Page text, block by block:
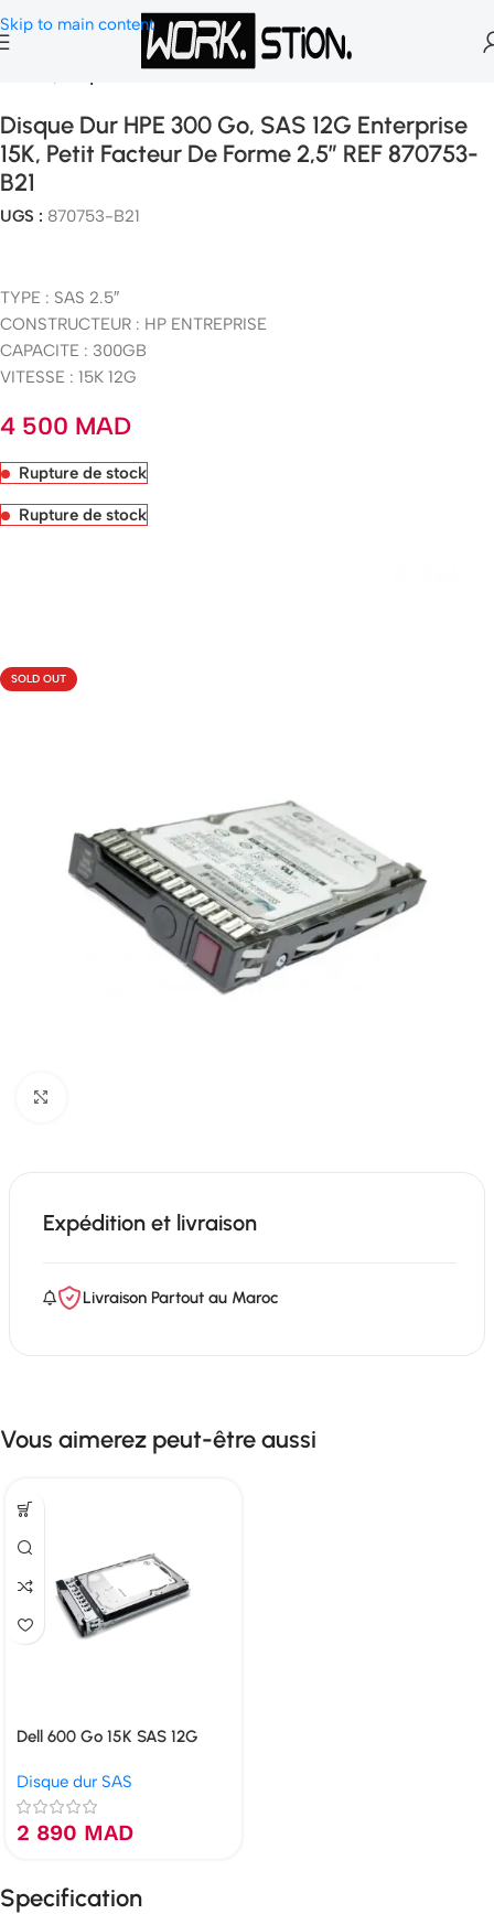
Skip to main content
Disque dur SAS
Disque Dur HPE 300 Go, SAS 12G Enterprise
15K, Petit Facteur De Forme 2,5″ REF 870753-
B21
UGS : 870753-B21
TYPE : SAS 2.5″
CONSTRUCTEUR : HP ENTREPRISE
CAPACITE : 300GB
VITESSE : 15K 12G
4 500 MAD
Rupture de stock
Rupture de stock
SOLD OUT
Expédition et livraison
Livraison Partout au Maroc
Vous aimerez peut-être aussi
Dell 600 Go 15K SAS 12G
Disque dur SAS
2 890 MAD
Specification